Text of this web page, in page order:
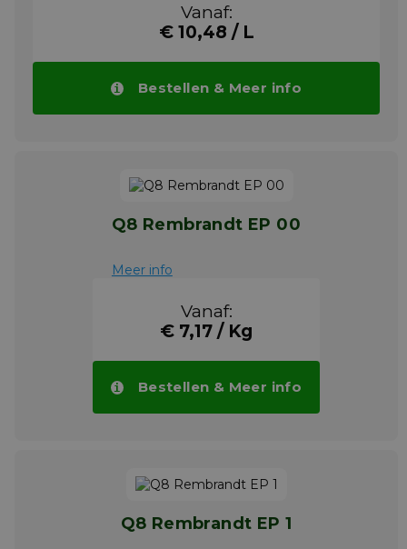
Vanaf:
€ 10,48 / L
Bestellen & Meer info
Q8 Rembrandt EP 00
Meer info
Vanaf:
€ 7,17 / Kg
Bestellen & Meer info
Q8 Rembrandt EP 1